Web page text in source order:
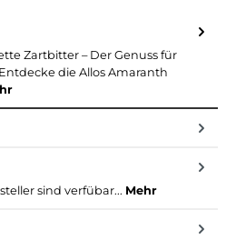
Zartbitter – Der Genuss für
die Allos Amaranth
sind verfübar... Mehr